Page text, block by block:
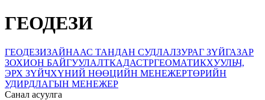
ГЕОДЕЗИ
ГЕОДЕЗИЗАЙНААС ТАНДАН СУДЛАЛЗУРАГ ЗҮЙГАЗАР
ЗОХИОН БАЙГУУЛАЛТКАДАСТРГЕОМАТИКХУУЛЬЧ,
ЭРХ ЗҮЙЧХҮНИЙ НӨӨЦИЙН МЕНЕЖЕРТӨРИЙН
УДИРДЛАГЫН МЕНЕЖЕР
Санал асуулга